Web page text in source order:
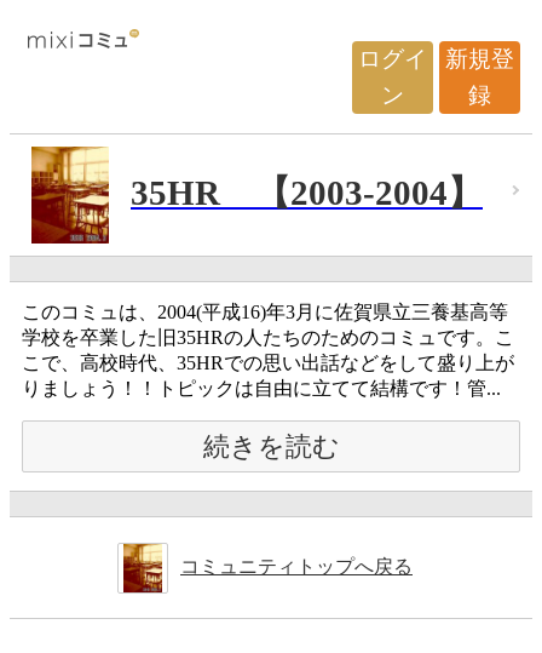
ログイ
ン
新規登
録
35HR 【2003-2004】
このコミュは、2004(平成16)年3月に佐賀県立三養基高等
学校を卒業した旧35HRの人たちのためのコミュです。こ
こで、高校時代、35HRでの思い出話などをして盛り上が
りましょう！！トピックは自由に立てて結構です！管...
続きを読む
コミュニティトップへ戻る